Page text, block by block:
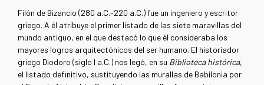
Filón de Bizancio (280 a.C.-220 a.C.) fue un ingeniero y escritor
griego. A él atribuye el primer listado de las siete maravillas del
mundo antiguo, en el que destacó lo que él consideraba los
mayores logros arquitectónicos del ser humano. El historiador
griego Diodoro (siglo I a.C.) nos legó, en su Biblioteca histórica,
el listado definitivo, sustituyendo las murallas de Babilonia por